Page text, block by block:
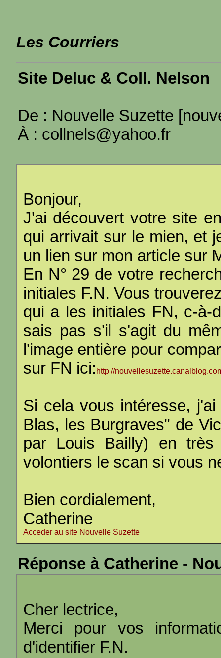
Les Courriers
Site Deluc & Coll. Nelson
De : Nouvelle Suzette
À : collnels@yahoo.fr
Bonjour,
J'ai découvert votre site
qui arrivait sur le mien, et
un lien sur mon article sur
En N° 29 de votre
initiales F.N. Vous
qui a les initiales FN, c-à-
sais pas s'il s'agit du
l'image entière pour
sur FN ici: http://
Si cela vous intéresse,
Blas, les Burgraves" de
par Louis Bailly) en
volontiers le scan si vous
Bien cordialement,
Catherine
Acceder au site Nouvelle Suzette
Réponse à Catherine -
Cher lectrice,
Merci pour vos
d'identifier F.N.